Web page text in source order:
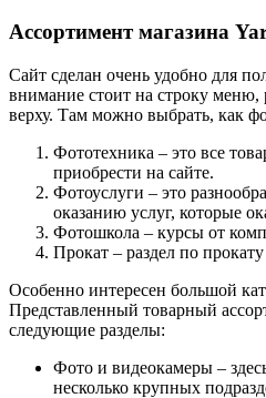
Ассортимент магазина
Сайт сделан очень удобно для
внимание стоит на строку
верху. Там можно выбрать, как
Фототехника – это все
приобрести на сайте.
Фотоуслуги – это
оказанию услуг, которые
Фотошкола – курсы от
Прокат – раздел по
Особенно интересен большой
Представленный товарный
следующие разделы:
Фото и видеокамеры –
несколько крупных